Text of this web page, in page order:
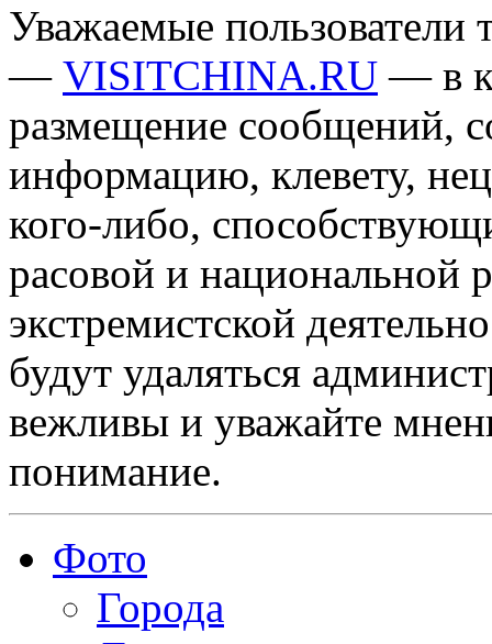
Уважаемые пользователи
— VISITCHINA.RU — в
размещение сообщений,
информацию, клевету,
кого-либо,
расовой и национальной
экстремистской
будут удаляться
вежливы и уважайте
понимание.
Фото
Города